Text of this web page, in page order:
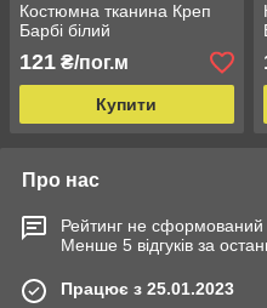
Костюмна тканина Креп
Барбі білий
121 ₴/пог.м
Купити
Про нас
Рейтинг не сформований
Менше 5 відгуків за
Працює з 25.01.2023